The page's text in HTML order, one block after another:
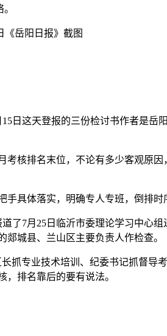
这天登报的三份检讨书作者是岳
排名末位，不论有多少客观原因
体落实，明确专人专班，倒排时
7月25日临沂市委理论学习中心
城县、兰山区主要负责人作检查。
专业技术培训、纪委书记抓督导
排名靠后的要有说法。